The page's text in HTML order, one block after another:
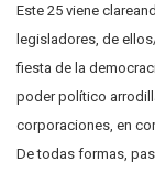
Este 25 viene
legisladores, de
fiesta de la
poder político
corporaciones, en
De todas formas,